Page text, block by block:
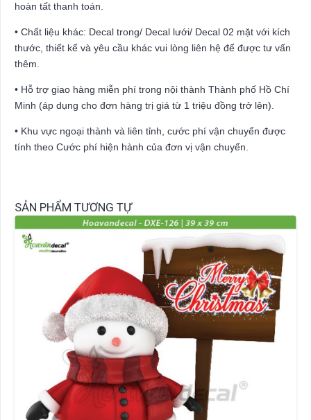
hoàn tất thanh toán.
• Chất liệu khác: Decal trong/ Decal lưới/ Decal 02 mặt với kích
thước, thiết kế và yêu cầu khác vui lòng liên hệ để được tư vấn
thêm.
• Hỗ trợ giao hàng miễn phí trong nội thành Thành phố Hồ Chí
Minh (áp dụng cho đơn hàng trị giá từ 1 triệu đồng trở lên).
• Khu vực ngoại thành và liên tỉnh, cước phí vận chuyển được
tính theo Cước phí hiện hành của đơn vị vận chuyển.
SẢN PHẨM TƯƠNG TỰ